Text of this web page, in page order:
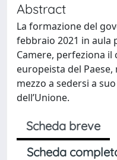
Abstract
La formazione del
febbraio 2021 in aula
Camere, perfeziona
europeista del
mezzo a sedersi a
dell’Unione.
Scheda breve
Scheda